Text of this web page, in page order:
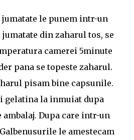
jumatate le punem intr-un
jumatate din zaharul tos, se
camerei 5minute
pana se topeste zaharul.
pisam bine capsunile.
gelatina la inmuiat dupa
Dupa care intr-un
le amestecam